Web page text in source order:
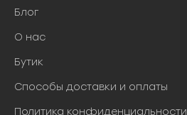
Блог
О нас
Бутик
Способы доставки и оплаты
Политика конфиденциальности